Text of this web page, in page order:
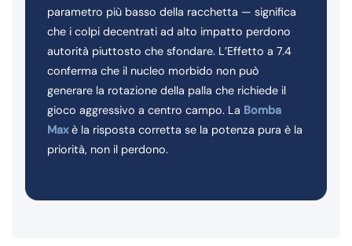
parametro più basso della racchetta — significa
che i colpi decentrati ad alto impatto perdono
autorità piuttosto che sfondare. L’Effetto a 7.4
conferma che il nucleo morbido non può
generare la rotazione della palla che richiede il
gioco aggressivo a centro campo. La Bomba
Maxè la risposta corretta se la potenza pura è la
priorità, non il perdono.